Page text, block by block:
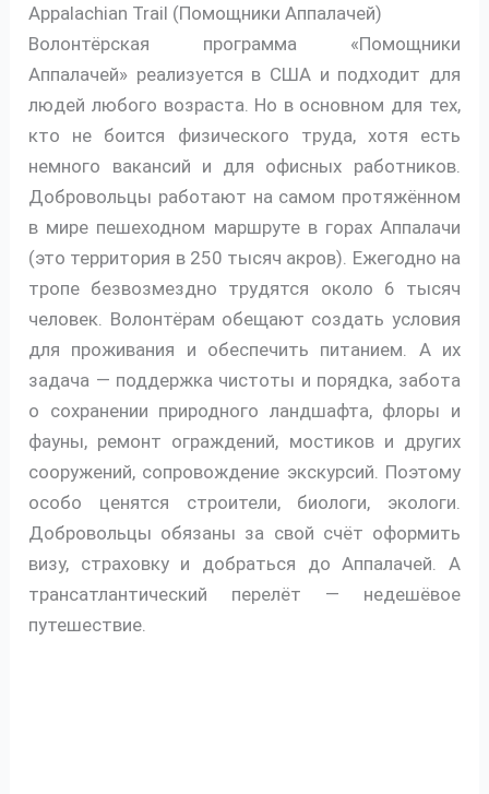
Appalachian Trail (Помощники Аппалачей)
Волонтёрская программа «Помощники
Аппалачей» реализуется в США и подходит для
людей любого возраста. Но в основном для тех,
кто не боится физического труда, хотя есть
немного вакансий и для офисных работников.
Добровольцы работают на самом протяжённом
в мире пешеходном маршруте в горах Аппалачи
(это территория в 250 тысяч акров). Ежегодно на
тропе безвозмездно трудятся около 6 тысяч
человек. Волонтёрам обещают создать условия
для проживания и обеспечить питанием. А их
задача — поддержка чистоты и порядка, забота
о сохранении природного ландшафта, флоры и
фауны, ремонт ограждений, мостиков и других
сооружений, сопровождение экскурсий. Поэтому
особо ценятся строители, биологи, экологи.
Добровольцы обязаны за свой счёт оформить
визу, страховку и добраться до Аппалачей. А
трансатлантический перелёт — недешёвое
путешествие.